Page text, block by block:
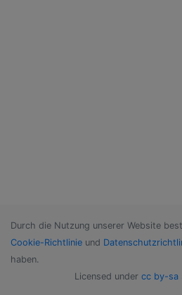
Durch die Nutzung unserer Website
Cookie-Richtlinie und
haben.
Licensed under cc by-sa